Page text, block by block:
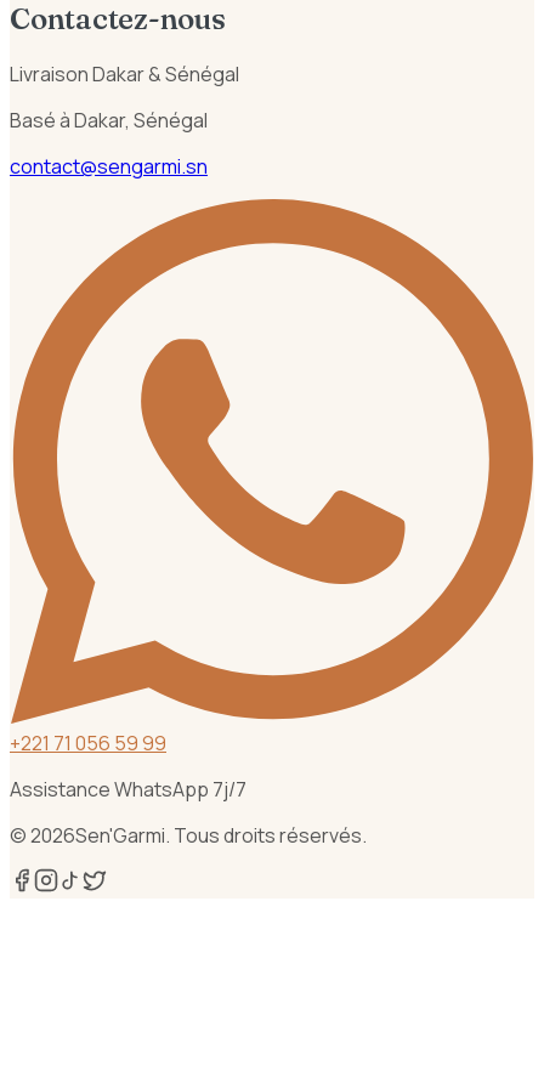
Contactez-nous
Livraison Dakar & Sénégal
Basé à Dakar, Sénégal
contact@sengarmi.sn
+221 71 056 59 99
Assistance WhatsApp 7j/7
©2026Sen'Garmi. Tous droits réservés.